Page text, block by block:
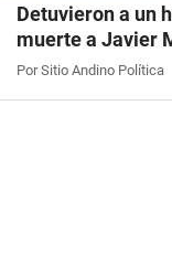
Detuvieron a un
muerte a Javier
Por Sitio Andino Política